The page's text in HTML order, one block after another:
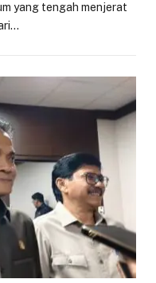
yang tengah menjerat